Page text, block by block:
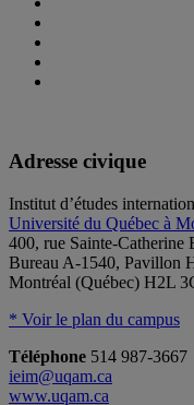
Adresse civique
Institut d’études
Université du Québec à
400, rue Sainte-Catherine
Bureau A-1540, Pavillon
Montréal (Québec) H2L
* Voir le plan du campus
Téléphone 514 987-3667
ieim@uqam.ca
www.uqam.ca